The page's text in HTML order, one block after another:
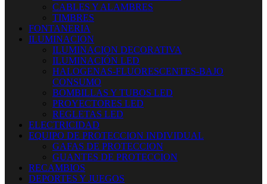
CABLES Y ALAMBRES
TIMBRES
FONTANERIA
ILUMINACION
ILUMINACION DECORATIVA
ILUMINACIÓN LED
HALOGENAS-FLUORESCENTES-BAJO
CONSUMO
BOMBILLAS Y TUBOS LED
PROYECTORES LED
REGLETAS LED
ELECTRICIDAD
EQUIPO DE PROTECCION INDIVIDUAL
GAFAS DE PROTECCION
GUANTES DE PROTECCION
RECAMBIOS
DEPORTES Y JUEGOS